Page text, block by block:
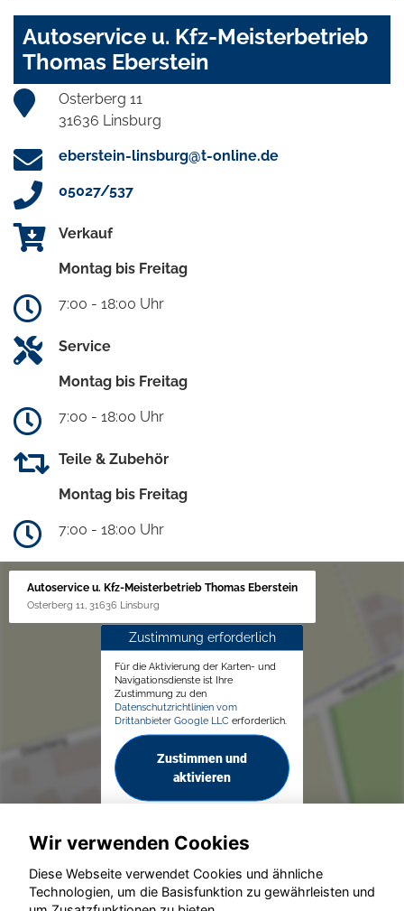
Autoservice u. Kfz-Meisterbetrieb
Thomas Eberstein
Osterberg 11
31636 Linsburg
eberstein-linsburg@t-online.de
05027/537
Verkauf
Montag bis Freitag
7:00 - 18:00 Uhr
Service
Montag bis Freitag
7:00 - 18:00 Uhr
Teile & Zubehör
Montag bis Freitag
7:00 - 18:00 Uhr
Autoservice u. Kfz-Meisterbetrieb Thomas Eberstein
Osterberg 11, 31636 Linsburg
Zustimmung erforderlich
Für die Aktivierung der Karten- und
Navigationsdienste ist Ihre
Zustimmung zu den
Datenschutzrichtlinien vom
Drittanbieter Google LLC erforderlich.
Zustimmen und
aktivieren
Wir verwenden Cookies
Diese Webseite verwendet Cookies und ähnliche
Technologien, um die Basisfunktion zu gewährleisten und